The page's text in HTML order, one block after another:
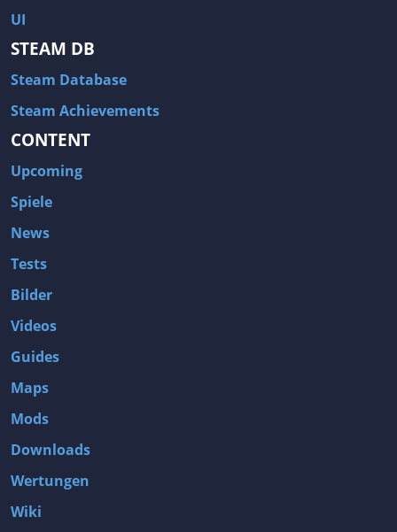
UI
STEAM DB
Steam Database
Steam Achievements
CONTENT
Upcoming
Spiele
News
Tests
Bilder
Videos
Guides
Maps
Mods
Downloads
Wertungen
Wiki